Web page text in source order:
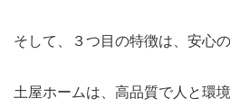
そして、３つ目の特徴は、安心
土屋ホームは、高品質で人と環